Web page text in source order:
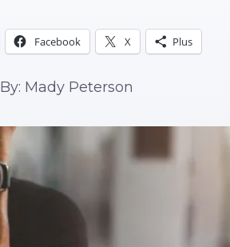
Facebook X Plus
By: Mady Peterson